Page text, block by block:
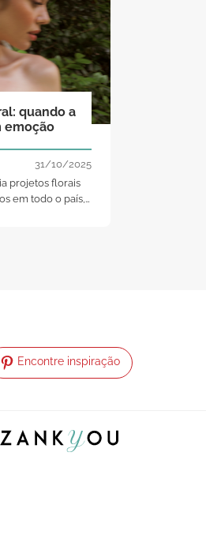
quando a
emoção
31/10/2025
projetos florais
em todo o país,
Encontre inspiração